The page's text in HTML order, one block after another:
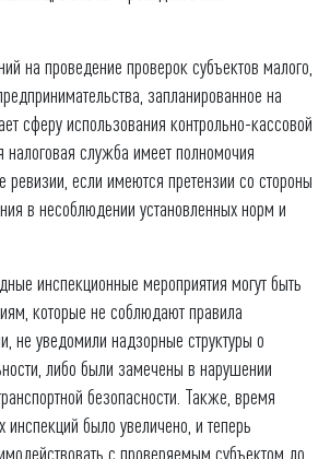
на проведение проверок субъектов малого,
запланированное на
сферу использования контрольно-кассовой
налоговая служба имеет полномочия
ревизии, если имеются претензии со стороны
в несоблюдении установленных норм и
инспекционные мероприятия могут быть
которые не соблюдают правила
не уведомили надзорные структуры о
либо были замечены в нарушении
безопасности. Также, время
было увеличено, и теперь
с проверяемым субъектом до